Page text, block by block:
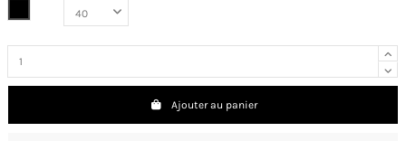
Ajouter au panier